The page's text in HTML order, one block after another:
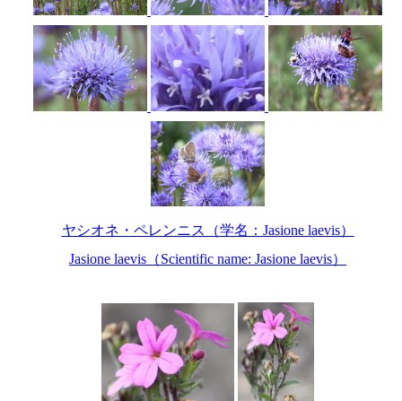
ヤシオネ・ペレンニス（学名：Jasione laevis）
Jasione laevis（Scientific name: Jasione laevis）